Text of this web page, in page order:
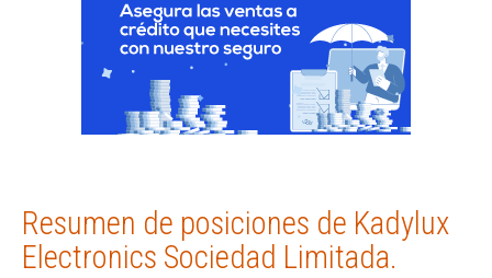
Resumen de posiciones de Kadylux
Electronics Sociedad Limitada.